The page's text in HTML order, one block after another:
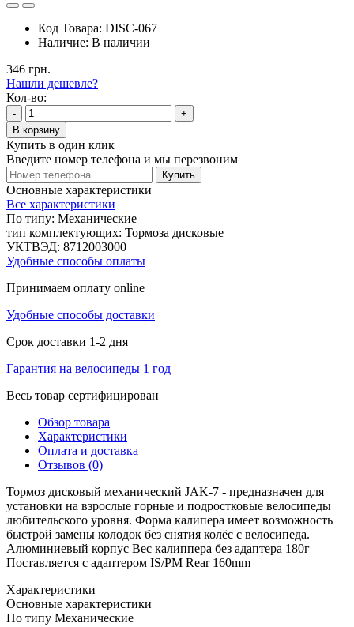
Код Товара: DISC-067
Наличие: В наличии
346 грн.
Нашли дешевле?
Кол-во:
-
+
В корзину
Купить в один клик
Введите номер телефона и мы перезвоним
Купить
Основные характеристики
Все характеристики
По типу: Механические
тип комплектующих: Тормоза дисковые
УКТВЭД: 8712003000
Удобные способы оплаты
Принимаем оплату online
Удобные способы доставки
Срок доставки 1-2 дня
Гарантия на велосипеды 1 год
Весь товар сертифицирован
Обзор товара
Характеристики
Оплата и доставка
Отзывов (0)
Тормоз дисковый механический JAK-7 - предназначен для
установки на взрослые горные и подростковые велосипеды
любительского уровня. Форма калипера имеет возможность
быстрой замены колодок без снятия колёс с велосипеда.
Алюминиевый корпус Вес калиппера без адаптера 180г
Поставляется с адаптером IS/PM Rear 160mm
Характеристики
Основные характеристики
По типу Механические